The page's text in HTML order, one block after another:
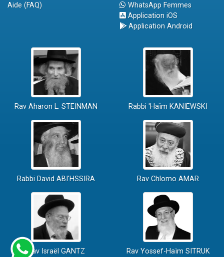
Aide (FAQ)
WhatsApp Femmes
Application iOS
Application Android
Rav Aharon L. STEINMAN Rabbi 'Haïm KANIEWSKI
Rabbi David ABI'HSSIRA Rav Chlomo AMAR
Rav Israël GANTZ Rav Yossef-Haïm SITRUK